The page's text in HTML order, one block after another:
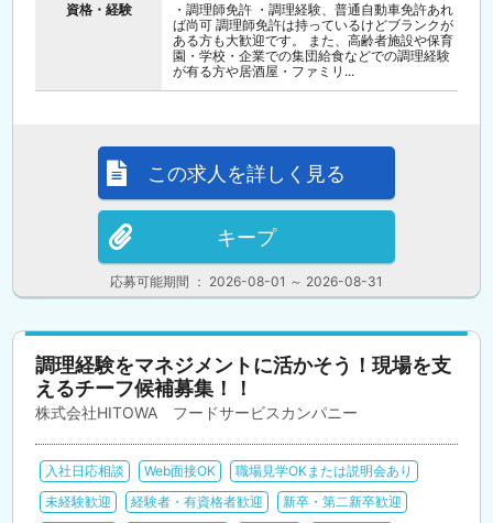
資格・経験
・調理師免許 ・調理経験、普通自動車免許あれ
ば尚可 調理師免許は持っているけどブランクが
ある方も大歓迎です。 また、高齢者施設や保育
園・学校・企業での集団給食などでの調理経験
が有る方や居酒屋・ファミリ...
応募可能期間 ： 2026-08-01 ～ 2026-08-31
この求人を詳しく見る
キープ
調理経験をマネジメントに活かそう！現場を支
えるチーフ候補募集！！
株式会社HITOWA フードサービスカンパニー
入社日応相談 Web面接OK
職場見学OKまたは説明会あり
未経験歓迎
経験者・有資格者歓迎
新卒・第二新卒歓迎